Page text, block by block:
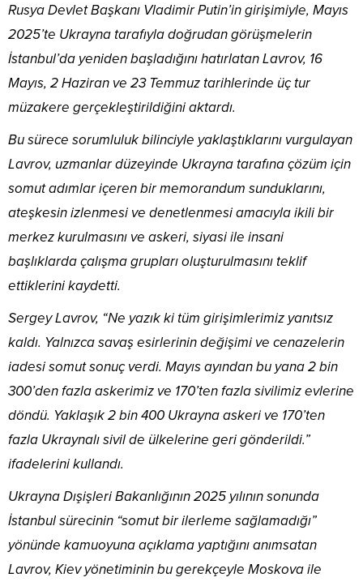
Rusya Devlet Başkanı Vladimir Putin’in girişimiyle, Mayıs
2025’te Ukrayna tarafıyla doğrudan görüşmelerin
İstanbul’da yeniden başladığını hatırlatan Lavrov, 16
Mayıs, 2 Haziran ve 23 Temmuz tarihlerinde üç tur
müzakere gerçekleştirildiğini aktardı.
Bu sürece sorumluluk bilinciyle yaklaştıklarını vurgulayan
Lavrov, uzmanlar düzeyinde Ukrayna tarafına çözüm için
somut adımlar içeren bir memorandum sunduklarını,
ateşkesin izlenmesi ve denetlenmesi amacıyla ikili bir
merkez kurulmasını ve askeri, siyasi ile insani
başlıklarda çalışma grupları oluşturulmasını teklif
ettiklerini kaydetti.
Sergey Lavrov, “Ne yazık ki tüm girişimlerimiz yanıtsız
kaldı. Yalnızca savaş esirlerinin değişimi ve cenazelerin
iadesi somut sonuç verdi. Mayıs ayından bu yana 2 bin
300’den fazla askerimiz ve 170’ten fazla sivilimiz evlerine
döndü. Yaklaşık 2 bin 400 Ukrayna askeri ve 170’ten
fazla Ukraynalı sivil de ülkelerine geri gönderildi.”
ifadelerini kullandı.
Ukrayna Dışişleri Bakanlığının 2025 yılının sonunda
İstanbul sürecinin “somut bir ilerleme sağlamadığı”
yönünde kamuoyuna açıklama yaptığını anımsatan
Lavrov, Kiev yönetiminin bu gerekçeyle Moskova ile